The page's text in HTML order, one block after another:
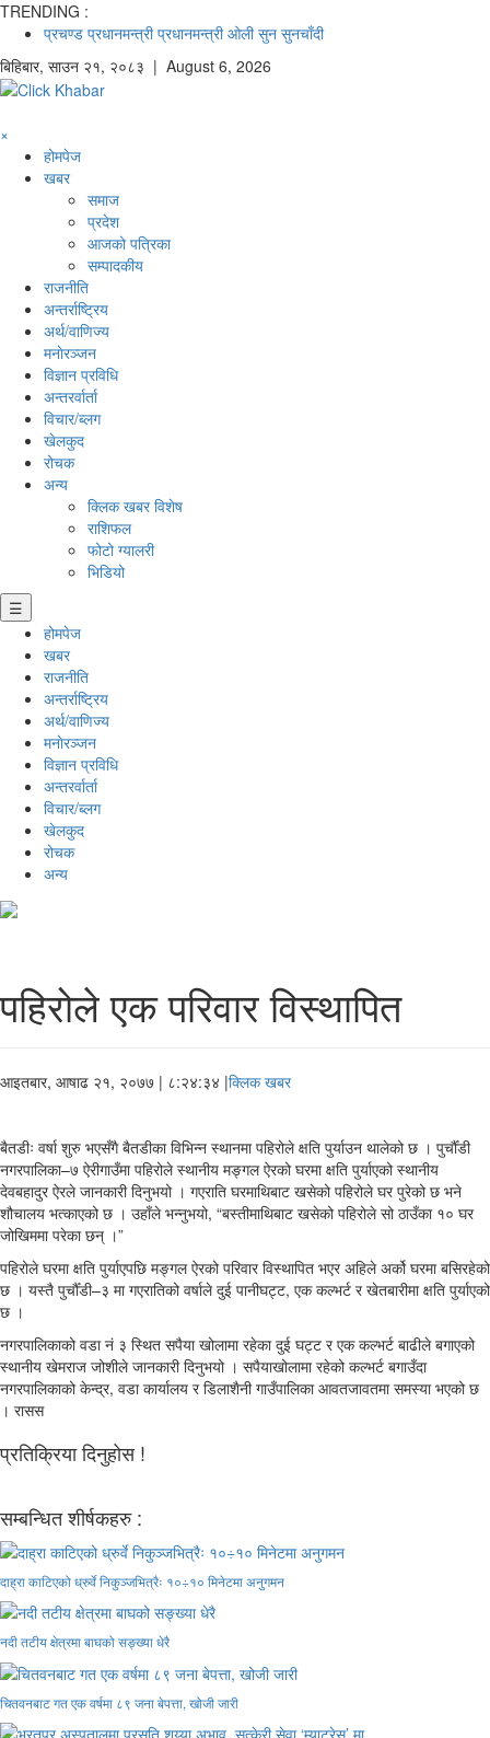
TRENDING :
प्रचण्ड प्रधानमन्त्री प्रधानमन्त्री ओली सुन सुनचाँदी
बिहिबार, साउन २१, २०८३ | August 6, 2026
×
होमपेज
खबर
समाज
प्रदेश
आजको पत्रिका
सम्पादकीय
राजनीति
अन्तर्राष्ट्रिय
अर्थ/वाणिज्य
मनाेरञ्जन
विज्ञान प्रविधि
अन्तरर्वार्ता
विचार/ब्लग
खेलकुद
रोचक
अन्य
क्लिक खबर विशेष
राशिफल
फोटो ग्यालरी
भिडियो
☰
होमपेज
खबर
राजनीति
अन्तर्राष्ट्रिय
अर्थ/वाणिज्य
मनाेरञ्जन
विज्ञान प्रविधि
अन्तरर्वार्ता
विचार/ब्लग
खेलकुद
रोचक
अन्य
पहिरोले एक परिवार विस्थापित
आइतबार, आषाढ २१, २०७७ | ८:२४:३४ |क्लिक खबर
बैतडीः वर्षा शुरु भएसँगै बैतडीका विभिन्न स्थानमा पहिरोले क्षति पुर्याउन थालेको छ । पुर्चौँडी
नगरपालिका–७ ऐरीगाउँमा पहिरोले स्थानीय मङ्गल ऐरको घरमा क्षति पुर्याएको स्थानीय
देवबहादुर ऐरले जानकारी दिनुभयो । गएराति घरमाथिबाट खसेको पहिरोले घर पुरेको छ भने
शौचालय भत्काएको छ । उहाँले भन्नुभयो, “बस्तीमाथिबाट खसेको पहिरोले सो ठाउँका १० घर
जोखिममा परेका छन् ।”
पहिरोले घरमा क्षति पुर्याएपछि मङ्गल ऐरको परिवार विस्थापित भएर अहिले अर्को घरमा बसिरहेको
छ । यस्तै पुर्चौँडी–३ मा गएरातिको वर्षाले दुई पानीघट्ट, एक कल्भर्ट र खेतबारीमा क्षति पुर्याएको
छ ।
नगरपालिकाको वडा नं ३ स्थित सपैया खोलामा रहेका दुई घट्ट र एक कल्भर्ट बाढीले बगाएको
स्थानीय खेमराज जोशीले जानकारी दिनुभयो । सपैयाखोलामा रहेको कल्भर्ट बगाउँदा
नगरपालिकाको केन्द्र, वडा कार्यालय र डिलाशैनी गाउँपालिका आवतजावतमा समस्या भएको छ
। रासस
प्रतिक्रिया दिनुहोस !
सम्बन्धित शीर्षकहरु :
दाह्रा काटिएको ध्रुर्वे निकुञ्जभित्रैः १०÷१० मिनेटमा अनुगमन
नदी तटीय क्षेत्रमा बाघको सङ्ख्या धेरै
चितवनबाट गत एक वर्षमा ८९ जना बेपत्ता, खोजी जारी